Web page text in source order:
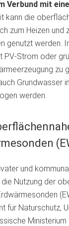
Verbund mit
kann die
zum Heizen und
genutzt werden.
PV-Strom oder
zu
Grundwasser
werden.
und
Nutzung der
für Naturschutz,